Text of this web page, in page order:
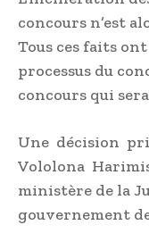
concours n’est
Tous ces faits
processus du
concours qui
Une décision
Vololona
ministère de la
gouvernement